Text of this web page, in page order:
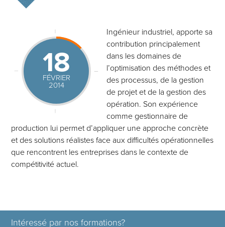
18
FÉVRIER
2014
Ingénieur industriel, apporte sa
contribution principalement
dans les domaines de
l’optimisation des méthodes et
des processus, de la gestion
de projet et de la gestion des
opération. Son expérience
comme gestionnaire de
production lui permet d’appliquer une approche concrète
et des solutions réalistes face aux difficultés opérationnelles
que rencontrent les entreprises dans le contexte de
compétitivité actuel.
Intéressé par nos formations?